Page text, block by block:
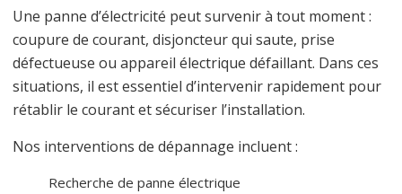
Une panne d’électricité peut survenir à tout moment :
coupure de courant, disjoncteur qui saute, prise
défectueuse ou appareil électrique défaillant. Dans ces
situations, il est essentiel d’intervenir rapidement pour
rétablir le courant et sécuriser l’installation.
Nos interventions de dépannage incluent :
Recherche de panne électrique